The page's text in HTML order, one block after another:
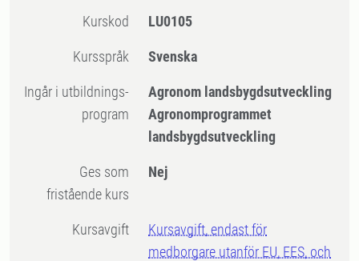
Kurskod LU0105
Kursspråk Svenska
Ingår i utbildnings-
program
Agronom landsbygdsutveckling
Agronomprogrammet
landsbygdsutveckling
Ges som
fristående kurs
Nej
Kursavgift
Kursavgift, endast för
medborgare utanför EU, EES, och